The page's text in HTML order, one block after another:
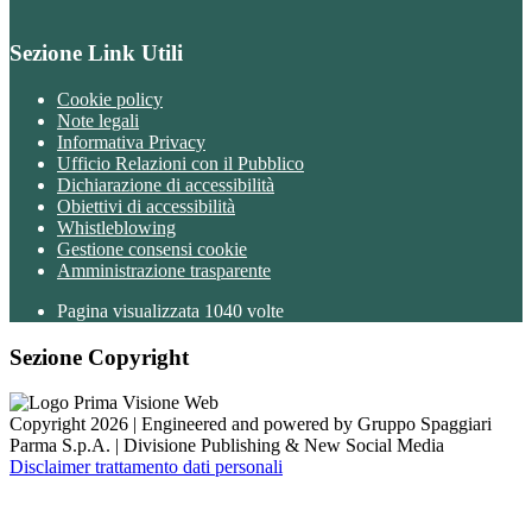
Sezione Link Utili
Cookie policy
Note legali
Informativa Privacy
Ufficio Relazioni con il Pubblico
Dichiarazione di accessibilità
Obiettivi di accessibilità
Whistleblowing
Gestione consensi cookie
Amministrazione trasparente
Pagina visualizzata 1040 volte
Sezione Copyright
Copyright 2026 | Engineered and powered by Gruppo Spaggiari
Parma S.p.A. | Divisione Publishing & New Social Media
Disclaimer trattamento dati personali